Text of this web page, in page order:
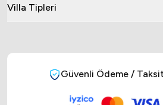
Villa Tipleri
Güvenli Ödeme /